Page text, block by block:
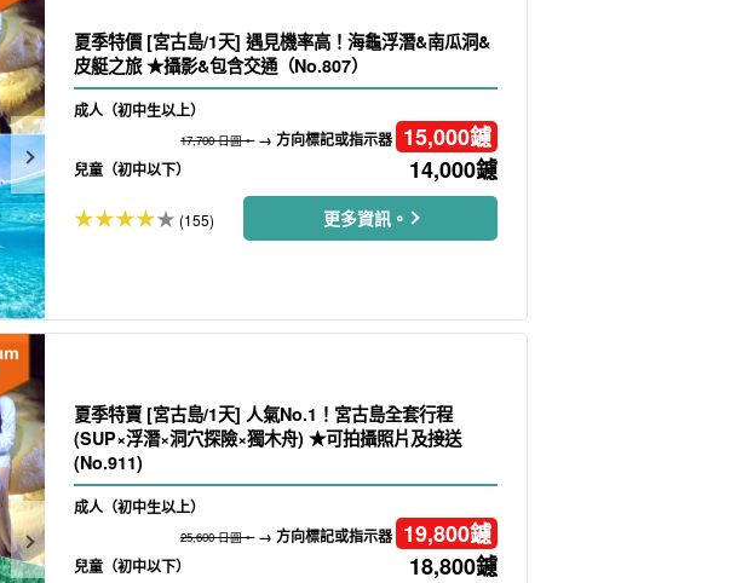
夏季特價 [宮古島/1天] 遇見機率高！海龜浮潛&南瓜洞&
皮艇之旅 ★攝影&包含交通（No.807）
成人（初中生以上）
17,700 日圓。→ 方向標記或指示器 15,000鑢
兒童（初中以下） 14,000鑢
(155) 更多資訊。
夏季特賣 [宮古島/1天] 人氣No.1！宮古島全套行程
(SUP×浮潛×洞穴探險×獨木舟) ★可拍攝照片及接送
(No.911)
成人（初中生以上）
25,600 日圓。→ 方向標記或指示器 19,800鑢
兒童（初中以下） 18,800鑢